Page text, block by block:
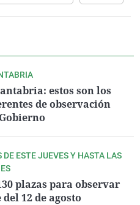
estos son los
de observación
DE ESTE JUEVES Y HASTA LAS
plazas para observar
12 de agosto